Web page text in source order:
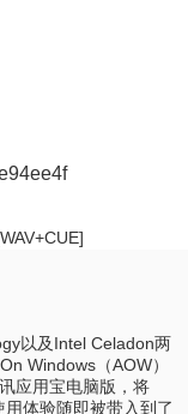
以及Intel Celadon两
Windows（AOW）
应用宝电脑版，将
体验随即被带入到了